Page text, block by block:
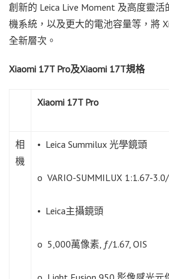
創新的 Leica Live Moment 及高度靈
機系統，以及更大的電池容量等，將
全新層次。
Xiaomi 17T Pro及Xiaomi 17T規格
Xiaomi 17T Pro
相
機
• Leica Summilux 光學鏡頭
o VARIO-SUMMILUX 1:1.67-
• Leica主攝鏡頭
o 5,000萬像素, ƒ/1.67, OIS